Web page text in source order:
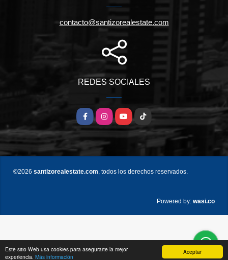
Aceptar
Este sitio Web usa cookies para asegurarte la mejor
experiencia. Más información
contacto@santizorealestate.com
REDES SOCIALES
FacebookInstagramYouTube
TikTok
©2026 santizorealestate.com, todos los derechos reservados.
Powered by: wasi.co